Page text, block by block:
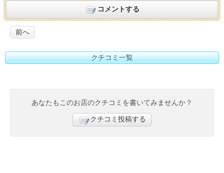
コメントする
前へ
クチコミ一覧
あなたもこのお店のクチコミを書いてみませんか？
クチコミ投稿する